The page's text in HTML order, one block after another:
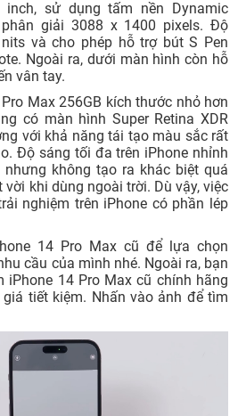
sử dụng tấm nền Dynamic
giải 3088 x 1400 pixels. Độ
và cho phép hỗ trợ bút S Pen
Ngoài ra, dưới màn hình còn hỗ
vân tay.
Max 256GB kích thước nhỏ hơn
có màn hình Super Retina XDR
với khả năng tái tạo màu sắc rất
Độ sáng tối đa trên iPhone nhỉnh
không tạo ra khác biệt quá
vời khi dùng ngoài trời. Dù vậy, việc
nghiệm trên iPhone có phần lép
14 Pro Max cũ để lựa chọn
cầu của mình nhé. Ngoài ra, bạn
iPhone 14 Pro Max cũ chính hãng
tiết kiệm. Nhấn vào ảnh để tìm